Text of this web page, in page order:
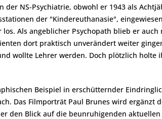
NS-Psychiatrie, obwohl er 1943 als
der "Kindereuthanasie",
Als angeblicher Psychopath blieb er auch
dort praktisch unverändert weiter
wollte Lehrer werden. Doch plötzlich holte
Beispiel in erschütternder
Das Filmporträt Paul Brunes wird ergänzt
den Blick auf die beunruhigenden aktuellen